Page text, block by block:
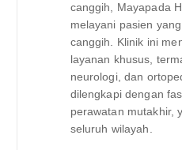
canggih, Mayapada
melayani pasien
canggih. Klinik ini
layanan khusus,
neurologi, dan
dilengkapi dengan
perawatan mutakhir,
seluruh wilayah.